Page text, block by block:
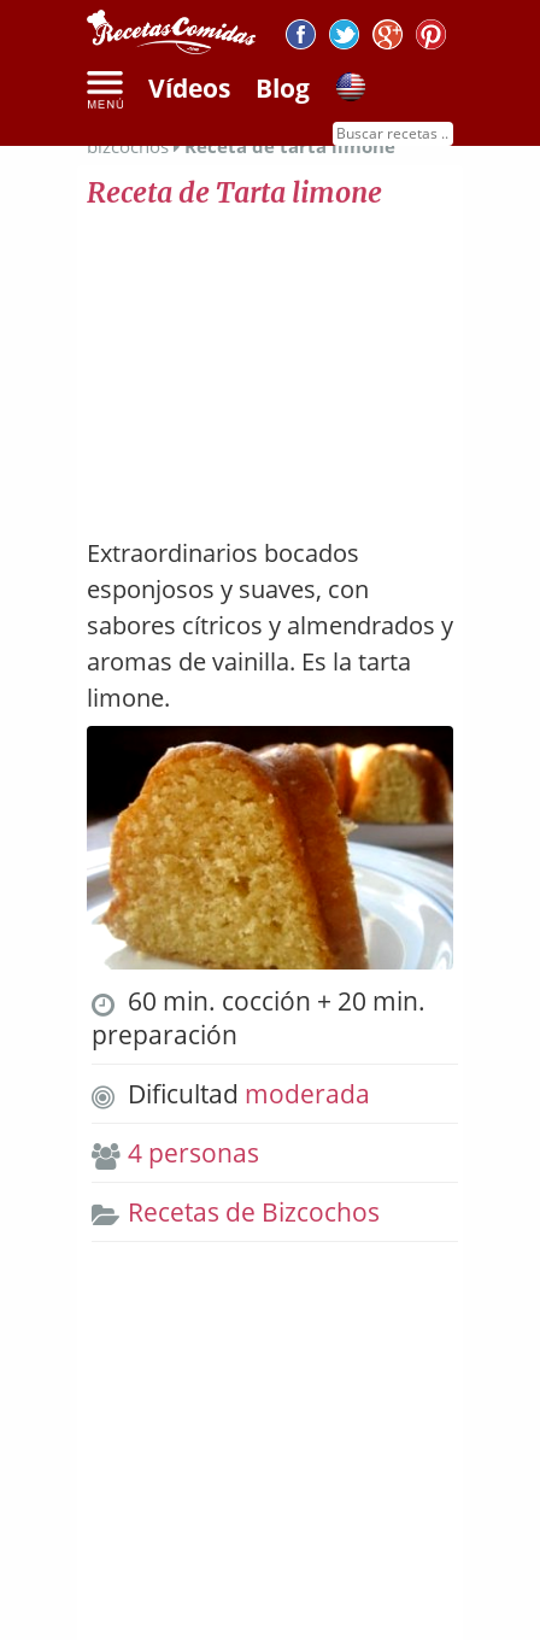
Vídeos Blog
Recetas de
bizcochos
Receta de tarta limone
Receta de Tarta limone
Extraordinarios bocados
esponjosos y suaves, con
sabores cítricos y almendrados y
aromas de vainilla. Es la tarta
limone.
60 min. cocción + 20 min.
preparación
Dificultad moderada
4 personas
Recetas de Bizcochos